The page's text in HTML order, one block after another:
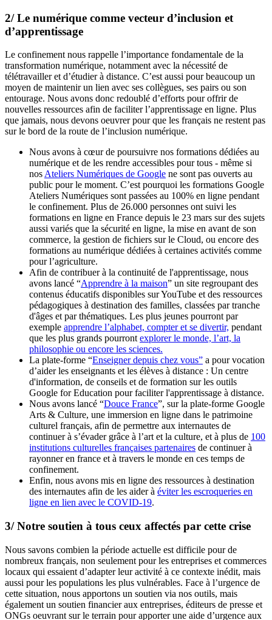
2/ Le numérique comme vecteur d’inclusion et
d’apprentissage
Le confinement nous rappelle l’importance fondamentale de la
transformation numérique, notamment avec la nécessité de
télétravailler et d’étudier à distance. C’est aussi pour beaucoup un
moyen de maintenir un lien avec ses collègues, ses pairs ou son
entourage. Nous avons donc redoublé d’efforts pour offrir de
nouvelles ressources afin de faciliter l’apprentissage en ligne. Plus
que jamais, nous devons oeuvrer pour que les français ne restent pas
sur le bord de la route de l’inclusion numérique.
Nous avons à cœur de poursuivre nos formations dédiées au
numérique et de les rendre accessibles pour tous - même si
nos Ateliers Numériques de Google ne sont pas ouverts au
public pour le moment. C’est pourquoi les formations Google
Ateliers Numériques sont passées au 100% en ligne pendant
le confinement. Plus de 26.000 personnes ont suivi les
formations en ligne en France depuis le 23 mars sur des sujets
aussi variés que la sécurité en ligne, la mise en avant de son
commerce, la gestion de fichiers sur le Cloud, ou encore des
formations au numérique dédiées à certaines activités comme
pour l’agriculture.
Afin de contribuer à la continuité de l'apprentissage, nous
avons lancé “Apprendre à la maison” un site regroupant des
contenus éducatifs disponibles sur YouTube et des ressources
pédagogiques à destination des familles, classées par tranche
d'âges et par thématiques. Les plus jeunes pourront par
exemple apprendre l’alphabet, compter et se divertir, pendant
que les plus grands pourront explorer le monde, l’art, la
philosophie ou encore les sciences.
La plate-forme “Enseigner depuis chez vous” a pour vocation
d’aider les enseignants et les élèves à distance : Un centre
d'information, de conseils et de formation sur les outils
Google for Education pour faciliter l'apprentissage à distance.
Nous avons lancé “Douce France”, sur la plate-forme Google
Arts & Culture, une immersion en ligne dans le patrimoine
culturel français, afin de permettre aux internautes de
continuer à s’évader grâce à l’art et la culture, et à plus de 100
institutions culturelles françaises partenaires de continuer à
rayonner en france et à travers le monde en ces temps de
confinement.
Enfin, nous avons mis en ligne des ressources à destination
des internautes afin de les aider à éviter les escroqueries en
ligne en lien avec le COVID‑19.
3/ Notre soutien à tous ceux affectés par cette crise
Nous savons combien la période actuelle est difficile pour de
nombreux français, non seulement pour les entreprises et commerces
locaux qui essaient d’adapter leur activité à ce contexte inédit, mais
aussi pour les populations les plus vulnérables. Face à l’urgence de
cette situation, nous apportons un soutien via nos outils, mais
également un soutien financier aux entreprises, éditeurs de presse et
ONGs oeuvrant sur le terrain pour apporter une aide d’urgence aux